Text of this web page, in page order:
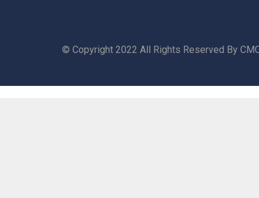
© Copyright 2022 All Rights Reserved By